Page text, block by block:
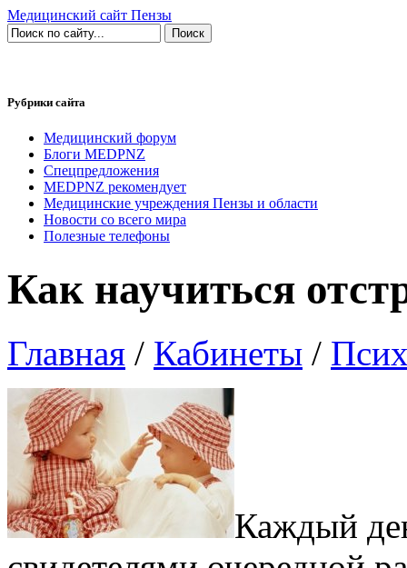
Медицинский сайт Пензы
Рубрики сайта
Медицинский форум
Блоги MEDPNZ
Спецпредложения
MEDPNZ рекомендует
Медицинские учреждения Пензы и области
Новости со всего мира
Полезные телефоны
Как научиться
Главная / Кабинеты /
Каждый